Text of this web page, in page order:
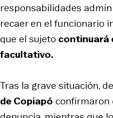
responsabilidades
recaer en el funcionario
que el sujeto continuará
facultativo.
Tras la grave situación,
de Copiapó confirmaron